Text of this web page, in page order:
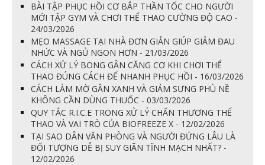
BÀI TẬP PHỤC HỒI CƠ BẮP THẦN TỐC CHO NGƯỜI
MỚI TẬP GYM VÀ CHƠI THỂ THAO CƯỜNG ĐỘ CAO -
24/03/2026
MẸO MASSAGE TẠI NHÀ ĐƠN GIẢN GIÚP GIẢM ĐAU
NHỨC VÀ NGỦ NGON HƠN - 21/03/2026
CÁCH XỬ LÝ BONG GÂN CĂNG CƠ KHI CHƠI THỂ
THAO ĐÚNG CÁCH ĐỂ NHANH PHỤC HỒI - 16/03/2026
CÁCH LÀM MỜ GÂN XANH VÀ GIẢM SƯNG PHÙ NỀ
KHÔNG CẦN DÙNG THUỐC - 03/03/2026
QUY TẮC R.I.C.E TRONG XỬ LÝ CHẤN THƯƠNG THỂ
THAO VÀ VAI TRÒ CỦA BIOFREEZE X - 12/02/2026
TẠI SAO DÂN VĂN PHÒNG VÀ NGƯỜI ĐỨNG LÂU LÀ
ĐỐI TƯỢNG DỄ BỊ SUY GIÃN TĨNH MẠCH NHẤT? -
12/02/2026